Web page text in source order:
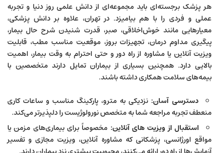
هر پزشک برجسته‌ای باید مجموعه‌ای از دانش علمی روز دنیا و تجربه
عملی و فردی را با هم بیامیزد. در تهران، علاوه بر دانش پزشکی،
معیارهایی مانند خوش‌اخلاقی، صبر، قدرت شنیدن شرح حال بیمار،
پیگیری مداوم درمان، تجهیزات بروز، موقعیت مناسب مطب، قابلیت
ویزیت آنلاین یا مشاوره از راه دور و حتی احترام به وقت بیمار، اهمیت
بالایی دارد. همچنین بسیاری از بیماران تمایل دارند متخصصین با
بیمه‌های سلامت همکاری داشته باشند.
دسترسی آسان: نزدیکی به مترو، پارکینگ مناسب و ساعات کاری
منعطف تجربه مراجعه شما به متخصص نورولوژیست را دلپذیرتر می‌کند.
استقبال از ویزیت های آنلاین: مخصوصاً برای بیماری‌های مزمن یا
مواقع اورژانسی، پزشکانی که مشاوره آنلاین، ویزیت مجازی و تفسیر